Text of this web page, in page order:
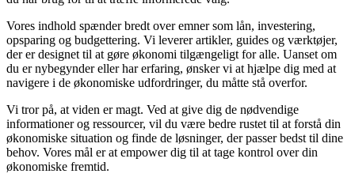
Vores indhold spænder bredt over emner som lån, investering,
opsparing og budgettering. Vi leverer artikler, guides og værktøjer,
der er designet til at gøre økonomi tilgængeligt for alle. Uanset om
du er nybegynder eller har erfaring, ønsker vi at hjælpe dig med at
navigere i de økonomiske udfordringer, du måtte stå overfor.
Vi tror på, at viden er magt. Ved at give dig de nødvendige
informationer og ressourcer, vil du være bedre rustet til at forstå din
økonomiske situation og finde de løsninger, der passer bedst til dine
behov. Vores mål er at empower dig til at tage kontrol over din
økonomiske fremtid.